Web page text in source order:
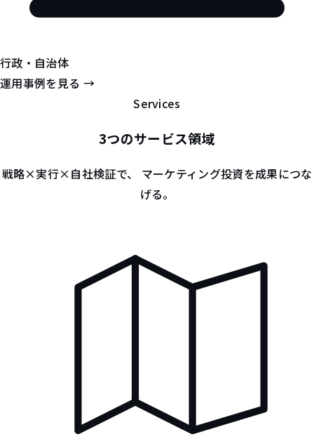
行政・自治体
運用事例を見る →
Services
3つのサービス領域
戦略×実行×自社検証で、
マーケティング投資を成果につな
げる。